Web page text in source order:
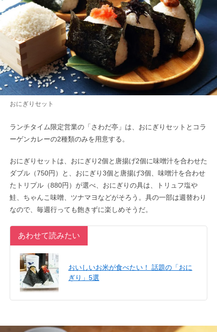
おにぎりセット
ランチタイム限定営業の「さわだ亭」は、おにぎりセットとコラ
ーゲンカレーの2種類のみを用意する。
おにぎりセットは、おにぎり2個と唐揚げ2個に味噌汁を合わせた
ダブル（750円）と、おにぎり3個と唐揚げ3個、味噌汁を合わせ
たトリプル（880円）が選べ、おにぎりの具は、トリュフ塩や
鮭、ちゃんこ味噌、ツナマヨなどがそろう。具の一部は週替わり
なので、毎週行っても飽きずに楽しめそうだ。
あわせて読みたい
おいしいお米が食べたい！ 話題の「おに
ぎり」5選